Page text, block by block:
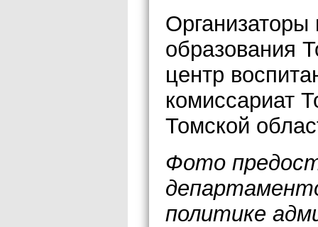
образования
центр
комиссариат
Томской
Фото
политике